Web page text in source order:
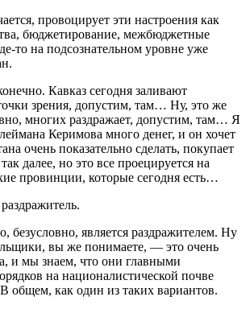
провоцирует эти настроения как
бюджетирование, межбюджетные
то на подсознательном уровне уже
Кавказ сегодня заливают
зрения, допустим, там… Ну, это же
многих раздражает, допустим, там… Я
Керимова много денег, и он хочет
очень показательно сделать, покупает
далее, но это все проецируется на
провинции, которые сегодня есть…
безусловно, является раздражителем. Ну
вы же понимаете, — это очень
и мы знаем, что они главными
на националистической почве
общем, как один из таких вариантов.